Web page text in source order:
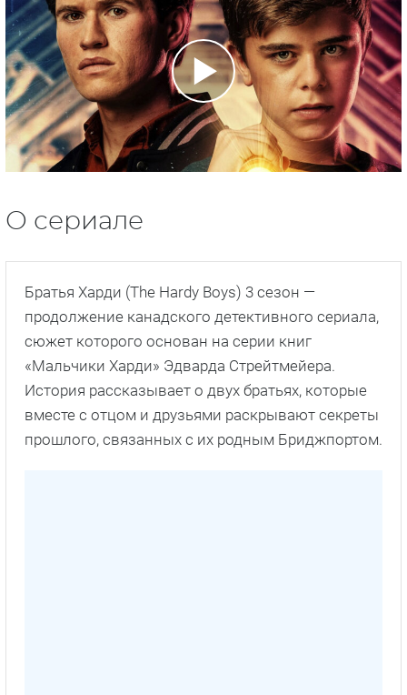
О сериале
Братья Харди (The Hardy Boys) 3 сезон —
продолжение канадского детективного сериала,
сюжет которого основан на серии книг
«Мальчики Харди» Эдварда Стрейтмейера.
История рассказывает о двух братьях, которые
вместе с отцом и друзьями раскрывают секреты
прошлого, связанных с их родным Бриджпортом.